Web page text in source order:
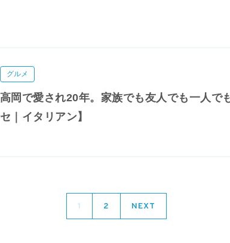
グルメ
高岡で愛され20年。家族でも友人でも一人で
セ｜イタリアン】
1 2 NEXT